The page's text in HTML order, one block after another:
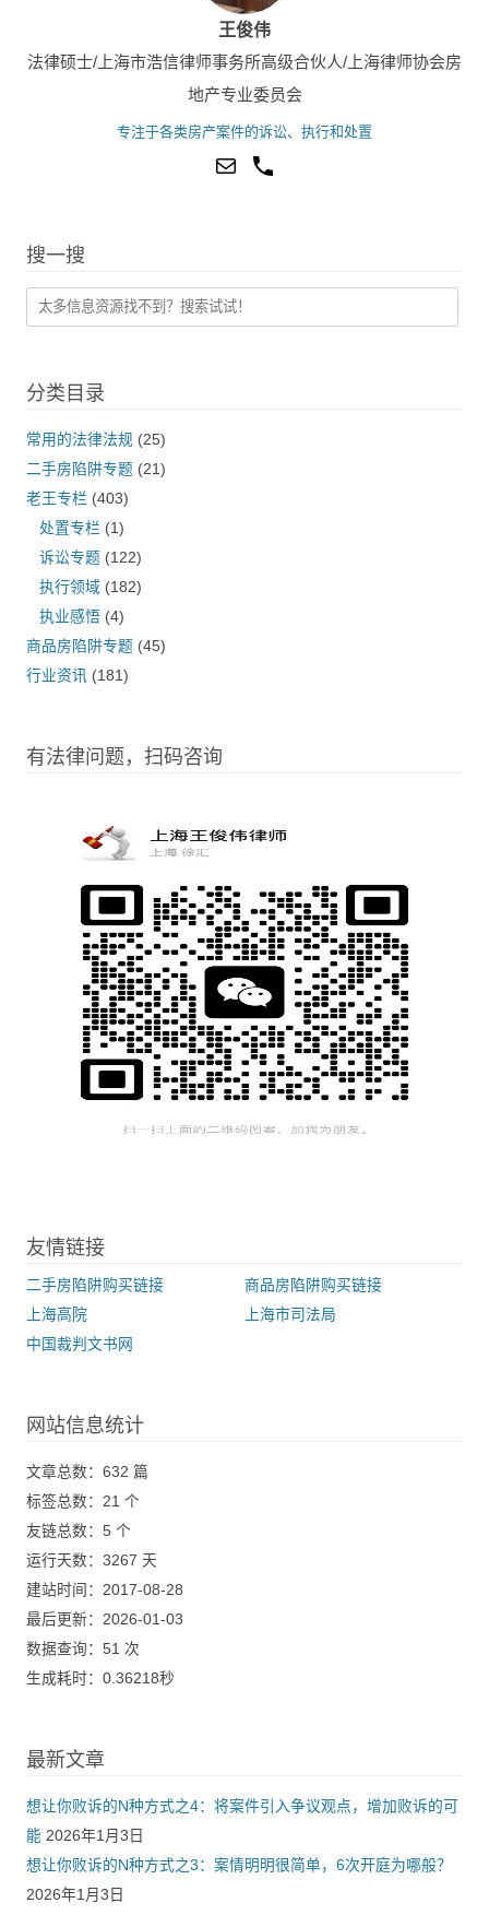
王俊伟
法律硕士/上海市浩信律师事务所高级合伙人/上海律师协会房
地产专业委员会
专注于各类房产案件的诉讼、执行和处置
搜一搜
分类目录
常用的法律法规 (25)
二手房陷阱专题 (21)
老王专栏 (403)
处置专栏 (1)
诉讼专题 (122)
执行领域 (182)
执业感悟 (4)
商品房陷阱专题 (45)
行业资讯 (181)
有法律问题，扫码咨询
友情链接
二手房陷阱购买链接
商品房陷阱购买链接
上海高院
上海市司法局
中国裁判文书网
网站信息统计
文章总数：632 篇
标签总数：21 个
友链总数：5 个
运行天数：3267 天
建站时间：2017-08-28
最后更新：2026-01-03
数据查询：51 次
生成耗时：0.36218秒
最新文章
想让你败诉的N种方式之4：将案件引入争议观点，增加败诉的可
能 2026年1月3日
想让你败诉的N种方式之3：案情明明很简单，6次开庭为哪般？
2026年1月3日